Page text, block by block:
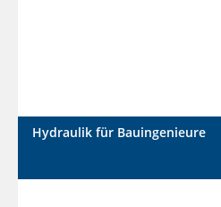
Hydraulik für Bauingenieure